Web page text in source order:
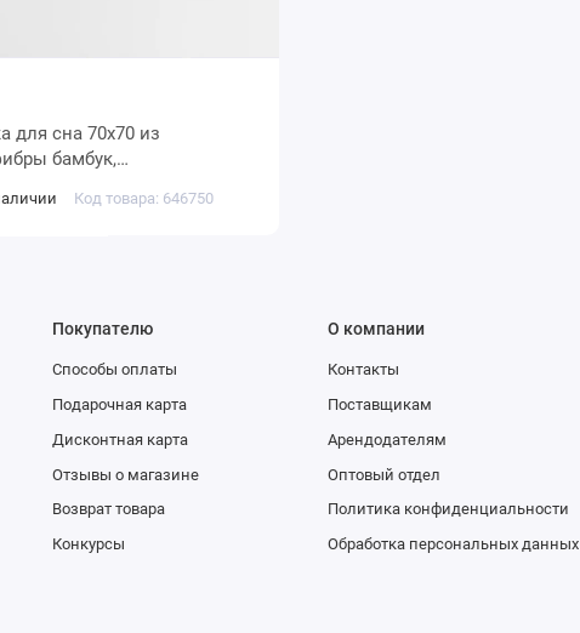
из
KARIGUZ
Код товара: 646750
Покупателю
Способы оплаты
Подарочная карта
Дисконтная карта
Отзывы о магазине
Возврат товара
Конкурсы
О компании
Контакты
Поставщикам
Арендодателям
Оптовый отдел
Политика конфиденциальности
Обработка персональных данных